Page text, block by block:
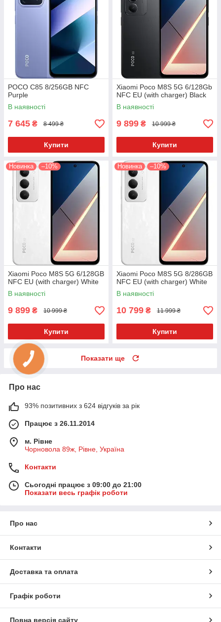
POCO C85 8/256GB NFC
Purple
В наявності
7 645 ₴ 8 499 ₴
Купити
Xiaomi Poco M8S 5G 6/128Gb
NFC EU (with charger) Black
В наявності
9 899 ₴ 10 999 ₴
Купити
Новинка –10%
Xiaomi Poco M8S 5G 6/128GB
NFC EU (with charger) White
В наявності
9 899 ₴ 10 999 ₴
Купити
Новинка –10%
Xiaomi Poco M8S 5G 8/286GB
NFC EU (with charger) White
В наявності
10 799 ₴ 11 999 ₴
Купити
Показати ще
Про нас
93% позитивних з 624 відгуків за рік
Працює з 26.11.2014
м. Рівне
Чорновола 89ж, Рівне, Україна
Контакти
Сьогодні працює з 09:00 до 21:00
Показати весь графік роботи
Про нас
Контакти
Доставка та оплата
Графік роботи
Повна версія сайту